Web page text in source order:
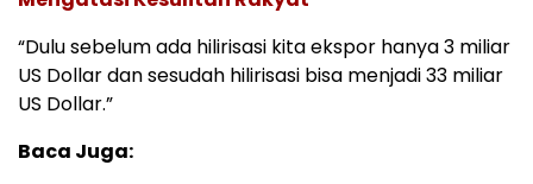
“Dulu sebelum ada hilirisasi kita ekspor hanya 3 miliar
US Dollar dan sesudah hilirisasi bisa menjadi 33 miliar
US Dollar.”
Baca Juga: